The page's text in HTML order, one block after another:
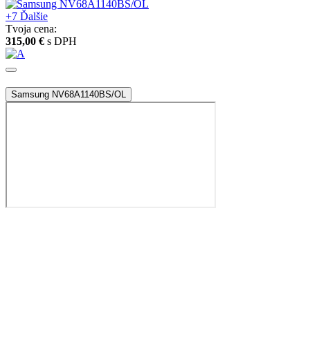
+7 Ďalšie
Tvoja cena:
315,00 € s DPH
Samsung NV68A1140BS/OL